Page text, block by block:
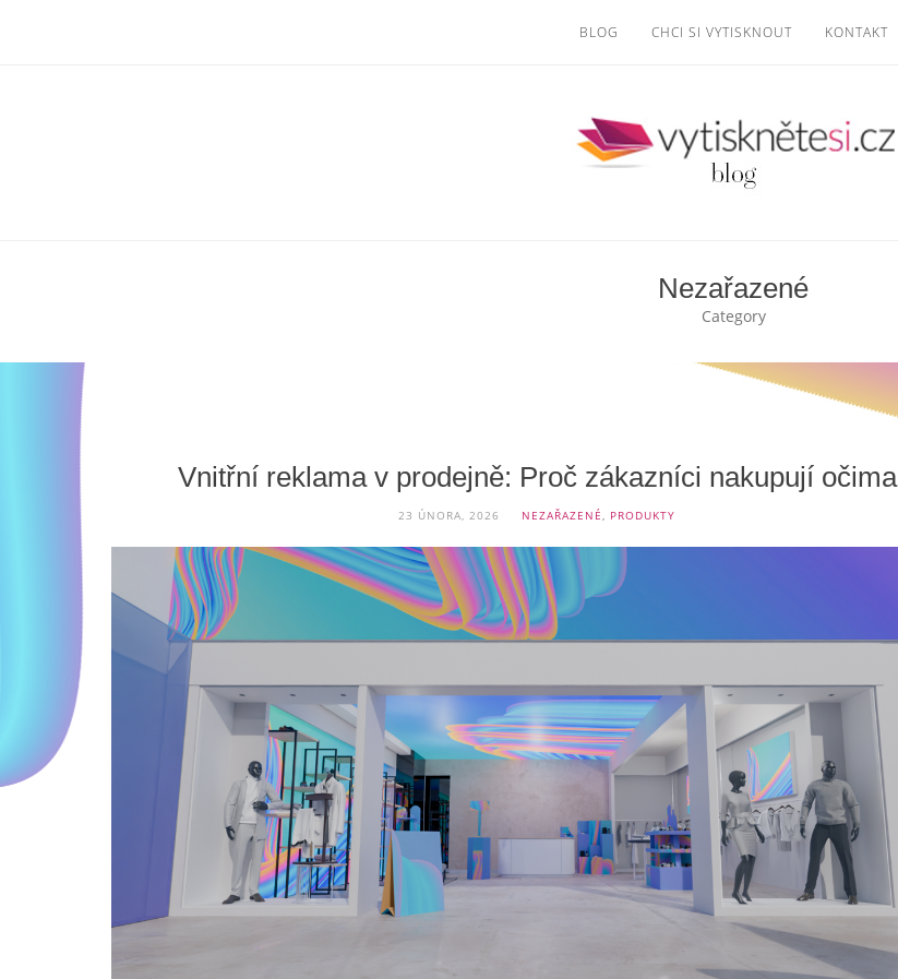
BLOG CHCI SI VYTISKNOUT KONTAKT
Nezařazené
Category
Vnitřní reklama v prodejně: Proč zákazníci nakupují očima
23 ÚNORA, 2026 NEZAŘAZENÉ, PRODUKTY